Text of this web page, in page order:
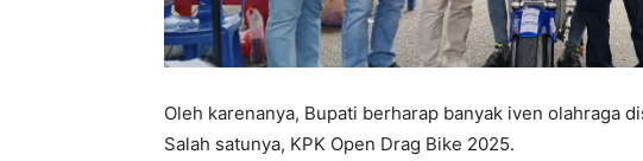
Oleh karenanya, Bupati berharap banyak iven olahraga
Salah satunya, KPK Open Drag Bike 2025.